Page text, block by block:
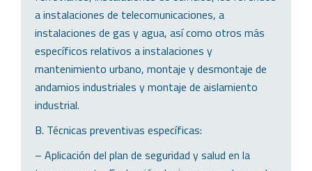
a instalaciones de telecomunicaciones, a
instalaciones de gas y agua, así como otros más
específicos relativos a instalaciones y
mantenimiento urbano, montaje y desmontaje de
andamios industriales y montaje de aislamiento
industrial.
B. Técnicas preventivas específicas:
– Aplicación del plan de seguridad y salud en la